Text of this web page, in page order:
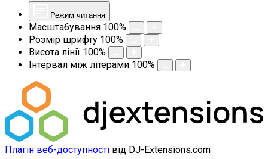
Режим читання
Масштабування 100%
Розмір шрифту 100%
Висота лінії 100%
Інтервал між літерами 100%
Плагін веб-доступності від DJ-Extensions.com